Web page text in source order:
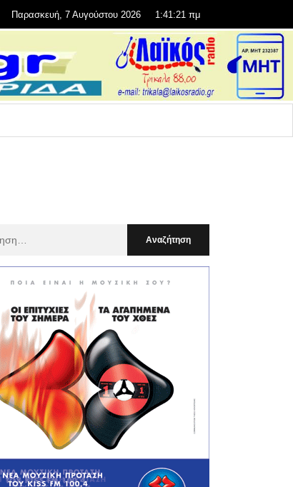
Παρασκευή, 7 Αυγούστου 2026 1:41:23 πμ